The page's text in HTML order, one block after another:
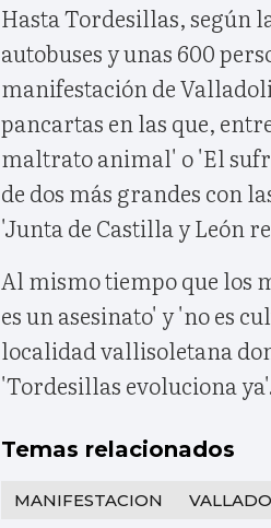
Hasta Tordesillas, según
autobuses y unas 600
manifestación de
pancartas en las que,
maltrato animal' o 'El
de dos más grandes con
'Junta de Castilla y León
Al mismo tiempo que los
es un asesinato' y 'no es
localidad vallisoletana
'Tordesillas evoluciona
Temas relacionados
MANIFESTACION